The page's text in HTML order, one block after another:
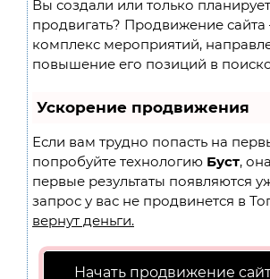
Вы создали или только
продвигать? Продвижение
комплекс мероприятий,
повышение его позиций в
Ускорение продвижения
Если вам трудно попасть на
попробуйте технологию Буст,
первые результаты появляются
запрос у вас не продвинется в
вернут деньги.
Начать продвижение